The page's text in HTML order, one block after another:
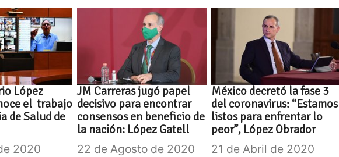
López
el trabajo
de Salud de
2020
JM Carreras jugó papel
decisivo para encontrar
consensos en beneficio de
la nación: López Gatell
22 de Agosto de 2020
México decretó la fase 3
del coronavirus: “Estamos
listos para enfrentar lo
peor”, López Obrador
21 de Abril de 2020